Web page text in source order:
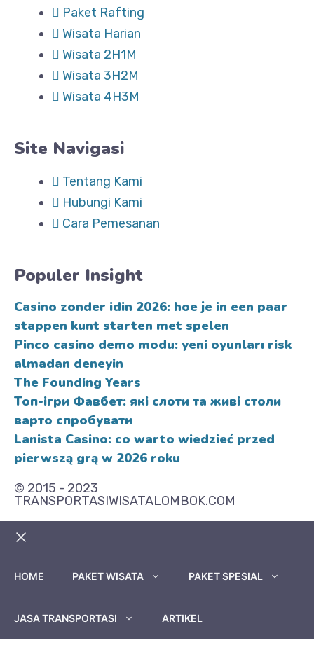
Paket Rafting
Wisata Harian
Wisata 2H1M
Wisata 3H2M
Wisata 4H3M
Site Navigasi
Tentang Kami
Hubungi Kami
Cara Pemesanan
Populer Insight
Casino zonder idin 2026: hoe je in een paar
stappen kunt starten met spelen
Pinco casino demo modu: yeni oyunları risk
almadan deneyin
The Founding Years
Топ-ігри Фавбет: які слоти та живі столи
варто спробувати
Lanista Casino: co warto wiedzieć przed
pierwszą grą w 2026 roku
© 2015 - 2023
TRANSPORTASIWISATALOMBOK.COM
HOME PAKET WISATA PAKET SPESIAL
JASA TRANSPORTASI ARTIKEL